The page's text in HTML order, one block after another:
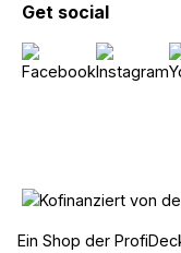
Get social
Ein Shop der